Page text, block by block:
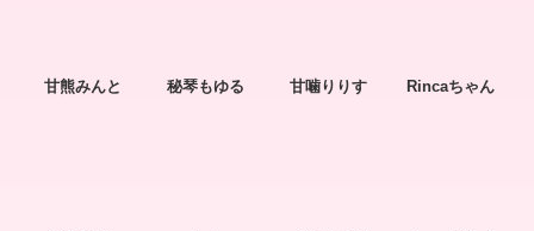
甘熊みんと 秘琴もゆる 甘噛りりす Rincaちゃん